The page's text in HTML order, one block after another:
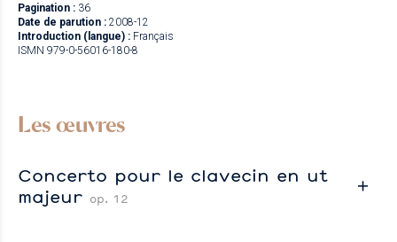
Pagination : 36
Date de parution : 2008-12
Introduction (langue) : Français
ISMN 979-0-56016-180-8
Les œuvres
Concerto pour le clavecin en ut
majeur op. 12